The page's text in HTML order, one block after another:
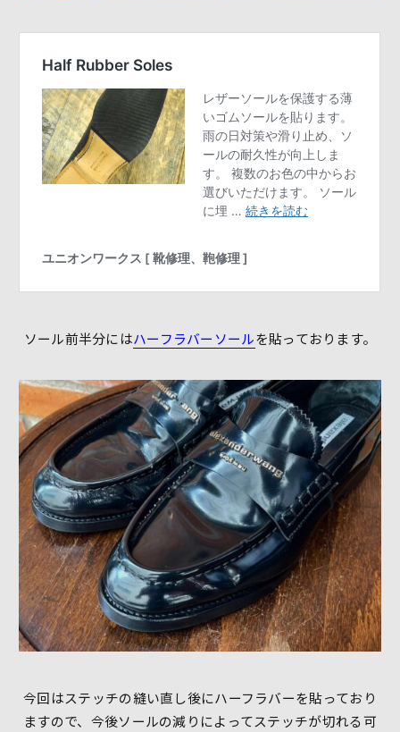
ソール前半分にはハーフラバーソールを貼っております。
今回はステッチの縫い直し後にハーフラバーを貼っており
ますので、今後ソールの減りによってステッチが切れる可